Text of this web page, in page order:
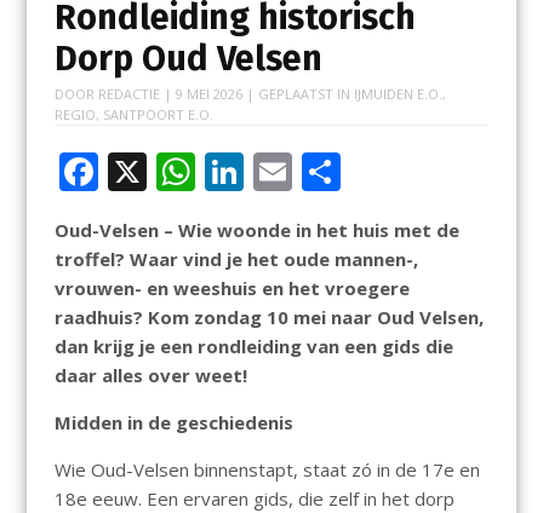
Rondleiding historisch
Dorp Oud Velsen
DOOR REDACTIE | 9 MEI 2026| GEPLAATST IN IJMUIDEN E.O. ,
REGIO, SANTPOORT E.O.
F
ac
e
b
o
o
k
X W
h
at
s
A
p
Li
k
e
dI
n
E
m
ai
l
D
el
e
n
Oud-Velsen – Wie woonde in het huis met de
troffel? Waar vind je het oude mannen-,
vrouwen- en weeshuis en het vroegere
raadhuis? Kom zondag 10 mei naar Oud Velsen,
dan krijg je een rondleiding van een gids die
daar alles over weet!
Midden in de geschiedenis
Wie Oud-Velsen binnenstapt, staat zó in de 17e en
18e eeuw. Een ervaren gids, die zelf in het dorp